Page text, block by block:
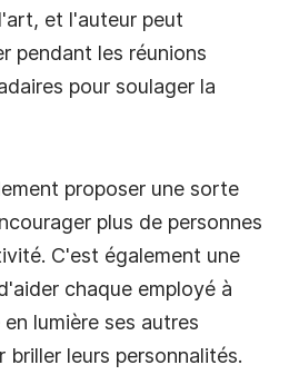
et l'auteur peut
pendant les réunions
pour soulager la
proposer une sorte
plus de personnes
C'est également une
chaque employé à
lumière ses autres
briller leurs personnalités.